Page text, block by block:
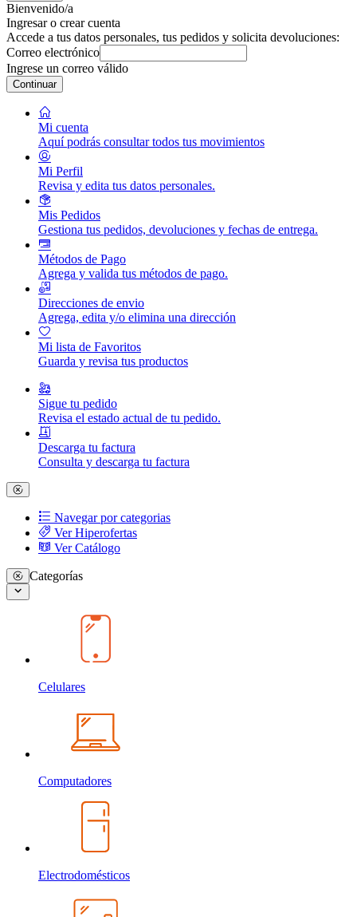
Bienvenido/a
Ingresar o crear cuenta
Accede a tus datos personales, tus pedidos y solicita devoluciones:
Correo electrónico
Ingrese un correo válido
Continuar
Mi cuenta
Aquí podrás consultar todos tus movimientos
Mi Perfil
Revisa y edita tus datos personales.
Mis Pedidos
Gestiona tus pedidos, devoluciones y fechas de entrega.
Métodos de Pago
Agrega y valida tus métodos de pago.
Direcciones de envio
Agrega, edita y/o elimina una dirección
Mi lista de Favoritos
Guarda y revisa tus productos
Sigue tu pedido
Revisa el estado actual de tu pedido.
Descarga tu factura
Consulta y descarga tu factura
Navegar por categorias
Ver Hiperofertas
Ver Catálogo
Categorías
Celulares
Computadores
Electrodomésticos